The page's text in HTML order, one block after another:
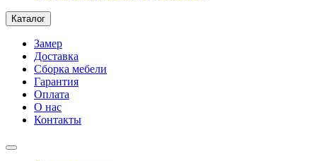
Каталог
Замер
Доставка
Сборка мебели
Гарантия
Оплата
О нас
Контакты